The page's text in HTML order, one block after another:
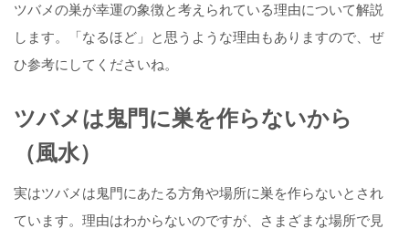
ツバメの巣が幸運の象徴と考えられている理由について解説
します。「なるほど」と思うような理由もありますので、ぜ
ひ参考にしてくださいね。
ツバメは鬼門に巣を作らないから
（風水）
実はツバメは鬼門にあたる方角や場所に巣を作らないとされ
ています。理由はわからないのですが、さまざまな場所で見